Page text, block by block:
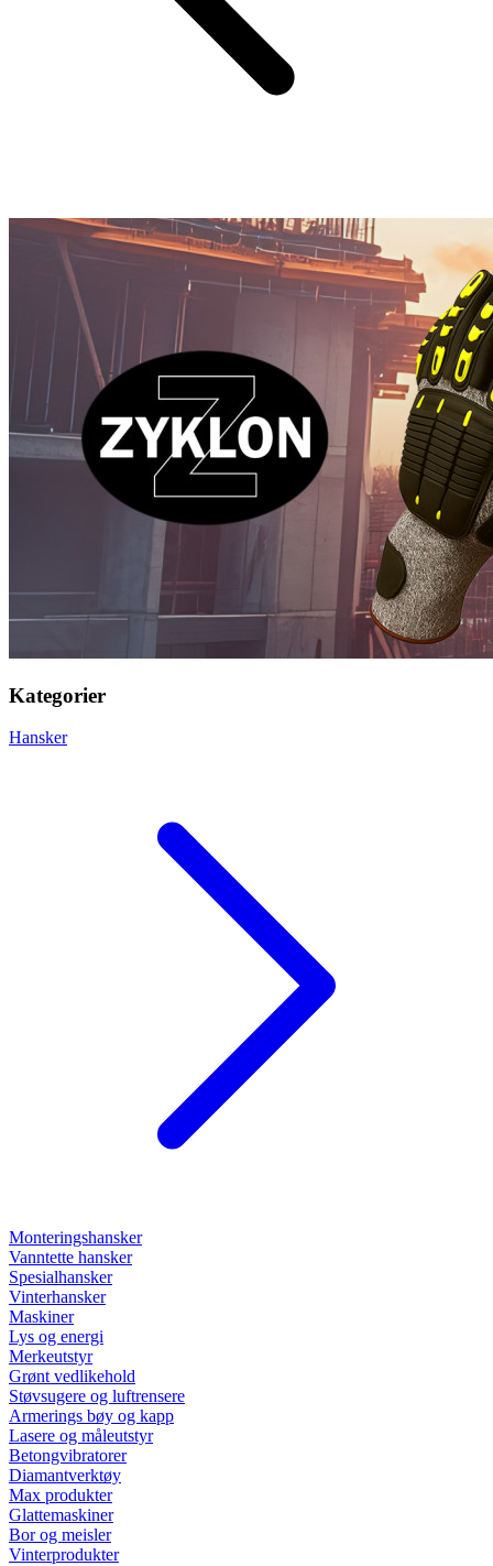
Kategorier
Hansker
Monteringshansker
Vanntette hansker
Spesialhansker
Vinterhansker
Maskiner
Lys og energi
Merkeutstyr
Grønt vedlikehold
Støvsugere og luftrensere
Armerings bøy og kapp
Lasere og måleutstyr
Betongvibratorer
Diamantverktøy
Max produkter
Glattemaskiner
Bor og meisler
Vinterprodukter